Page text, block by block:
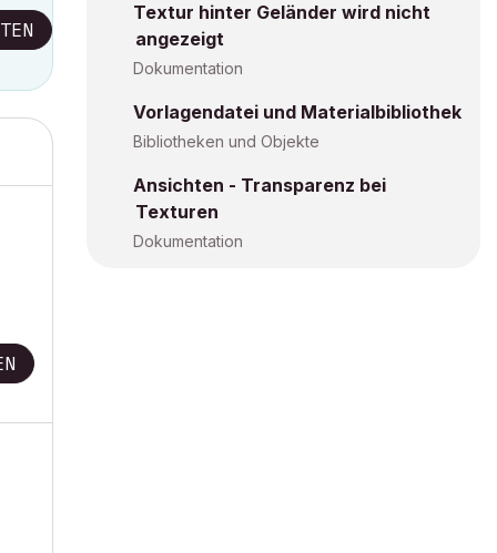
Textur hinter Geländer wird nicht
angezeigt
Dokumentation
Vorlagendatei und Materialbibliothek
Bibliotheken und Objekte
Ansichten - Transparenz bei
Texturen
Dokumentation